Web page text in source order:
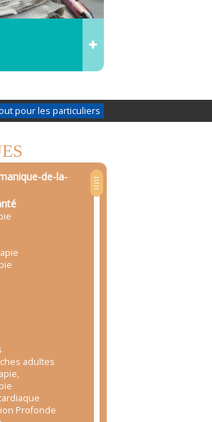
pour les particuliers
de-la-
adultes
Profonde